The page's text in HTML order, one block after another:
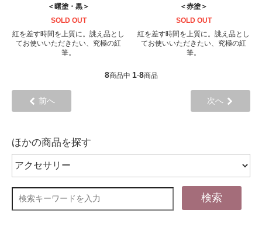
＜曙塗・黒＞
SOLD OUT
紅を差す時間を上質に。誂え品とし
てお使いいただきたい、究極の紅
筆。
＜赤塗＞
SOLD OUT
紅を差す時間を上質に。誂え品とし
てお使いいただきたい、究極の紅
筆。
8商品中 1-8商品
前へ 次へ
ほかの商品を探す
検索